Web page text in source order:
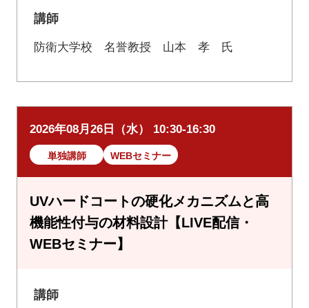
講師
防衛大学校 名誉教授 山本 孝 氏
2026年08月26日（水） 10:30-16:30
単独講師 WEBセミナー
UVハードコートの硬化メカニズムと高
機能性付与の材料設計【LIVE配信・
WEBセミナー】
講師